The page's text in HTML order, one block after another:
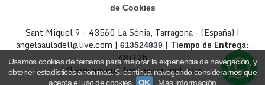
de Cookies
Sant Miquel 9 - 43560 La Sénia, Tarragona - (España) |
angelaauladell@live.com | 613524839 | Tiempo de Entrega:
48/72h
(*) Precios con Impuestos incluidos
Usamos cookies de terceros para mejorar la experiencia de navegación, y
obtener estadísticas anónimas. Si continúa navegando consideramos que
acepta el uso de cookies.
OK Más información